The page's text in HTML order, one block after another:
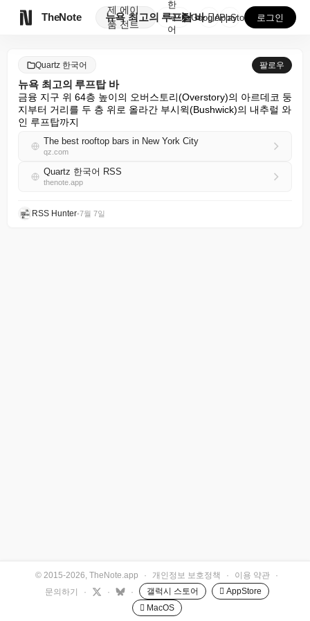
TheNote
제
품
에이
전트
뉴욕 최고의 루프탑 바
한
국
어
GooglePlay
AppStore 로그인
Quartz 한국어 팔로우
뉴욕 최고의 루프탑 바
금융 지구 위 64층 높이의 오버스토리(Overstory)의 아르데코 둥
지부터 거리를 두 층 위로 올라간 부시윅(Bushwick)의 내추럴 와
인 루프탑까지
The best rooftop bars in New York City
qz.com
Quartz 한국어 RSS
thenote.app
RSS Hunter•7월 7일
© 2015-2026, TheNote.app · 개인정보 보호정책 · 이용 약관
·
문의하기
· · · 갤럭시 스토어
 AppStore
 MacOS